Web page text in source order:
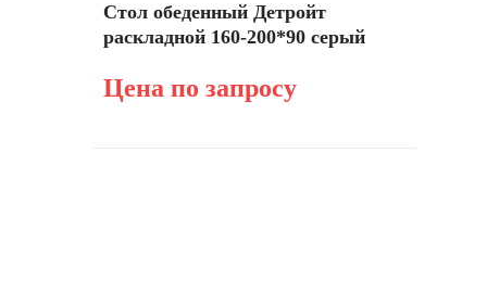
Стол обеденный Детройт
раскладной 160-200*90 серый
Цена по запросу